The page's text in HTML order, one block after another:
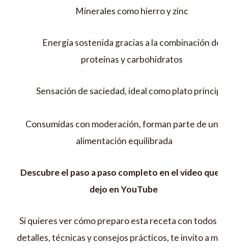
Minerales como hierro y zinc
Energía sostenida gracias a la combinación de
proteínas y carbohidratos
Sensación de saciedad, ideal como plato principal
Consumidas con moderación, forman parte de una
alimentación equilibrada
Descubre el paso a paso completo en el video que
dejo en YouTube
Si quieres ver cómo preparo esta receta con todos
detalles, técnicas y consejos prácticos, te invito a